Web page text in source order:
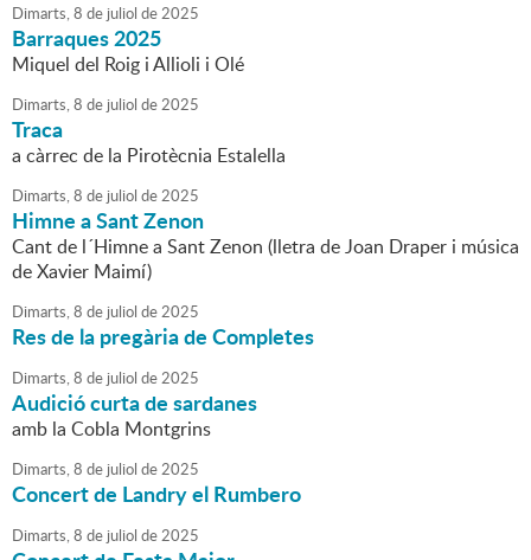
Dimarts,8 de juliol de2025
Barraques 2025
Miquel del Roig i Allioli i Olé
Dimarts,8 de juliol de2025
Traca
a càrrec de la Pirotècnia Estalella
Dimarts,8 de juliol de2025
Himne a Sant Zenon
Cant de l´Himne a Sant Zenon (lletra de Joan Draper i música
de Xavier Maimí)
Dimarts,8 de juliol de2025
Res de la pregària de Completes
Dimarts,8 de juliol de2025
Audició curta de sardanes
amb la Cobla Montgrins
Dimarts,8 de juliol de2025
Concert de Landry el Rumbero
Dimarts,8 de juliol de2025